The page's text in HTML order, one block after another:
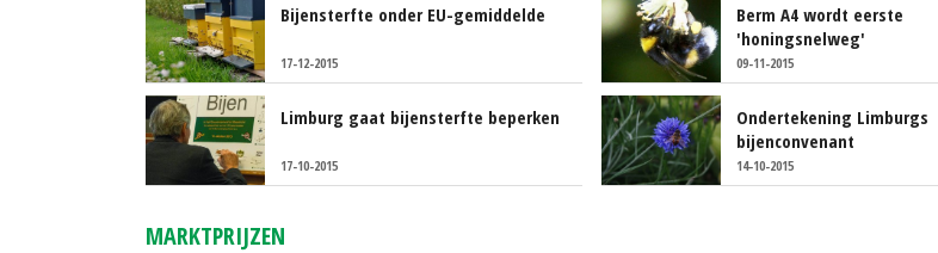
Bijensterfte onder EU-gemiddelde
17-12-2015
Berm A4 wordt eerste
'honingsnelweg'
09-11-2015
Limburg gaat bijensterfte beperken
17-10-2015
Ondertekening Limburgs
bijenconvenant
14-10-2015
MARKTPRIJZEN